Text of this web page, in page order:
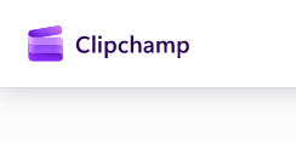
содержимому